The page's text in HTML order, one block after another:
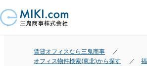
賃貸オフィスなら三鬼商事
オフィス物件検索(東北)から探す